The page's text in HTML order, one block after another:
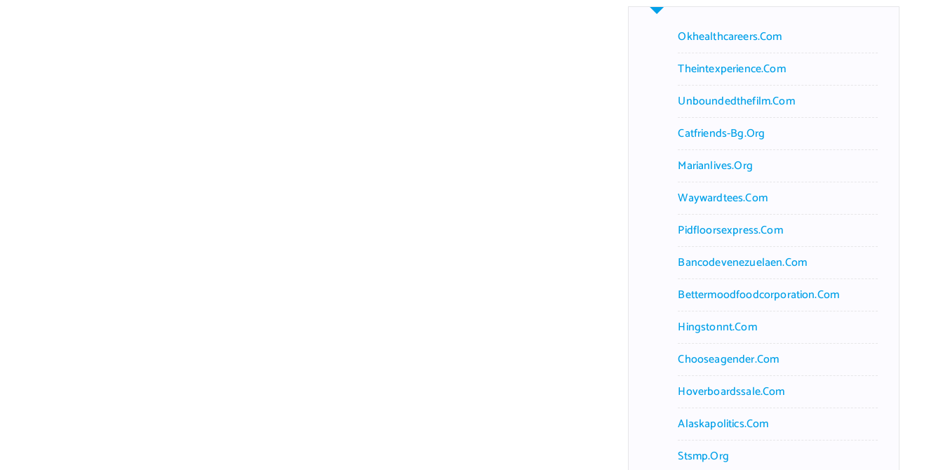
Okhealthcareers.com
Theintexperience.com
Unboundedthefilm.com
Catfriends-Bg.org
Marianlives.org
Waywardtees.com
Pidfloorsexpress.com
Bancodevenezuelaen.com
Bettermoodfoodcorporation.com
Hingstonnt.com
Chooseagender.com
Hoverboardssale.com
Alaskapolitics.com
Stsmp.org